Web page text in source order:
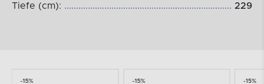
Tiefe (cm): 229
-15% -15% -15%